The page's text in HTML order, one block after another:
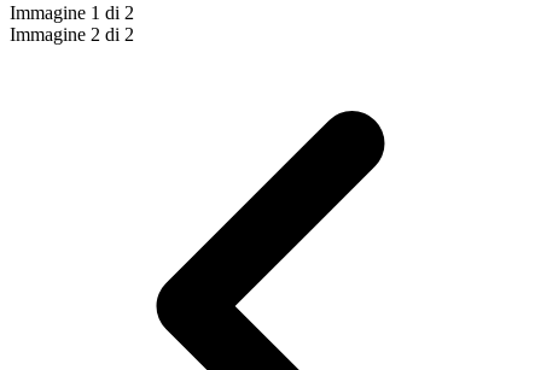
Immagine 1 di 2
Immagine 2 di 2